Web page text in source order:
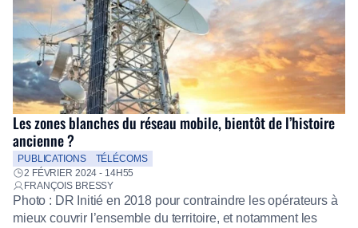
[…]
Les zones blanches du réseau mobile, bientôt de l’histoire
ancienne ?
PUBLICATIONS
TÉLÉCOMS
2 FÉVRIER 2024 - 14H55
FRANÇOIS BRESSY
Photo : DR Initié en 2018 pour contraindre les opérateurs à
mieux couvrir l’ensemble du territoire, et notamment les